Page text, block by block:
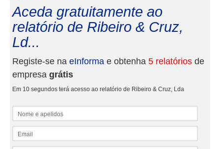
Aceda gratuitamente ao
relatório de Ribeiro & Cruz,
Ld...
Registe-se na eInforma e obtenha 5 relatórios de
empresa grátis
Em 10 segundos terá acesso ao relatório de Ribeiro & Cruz, Lda